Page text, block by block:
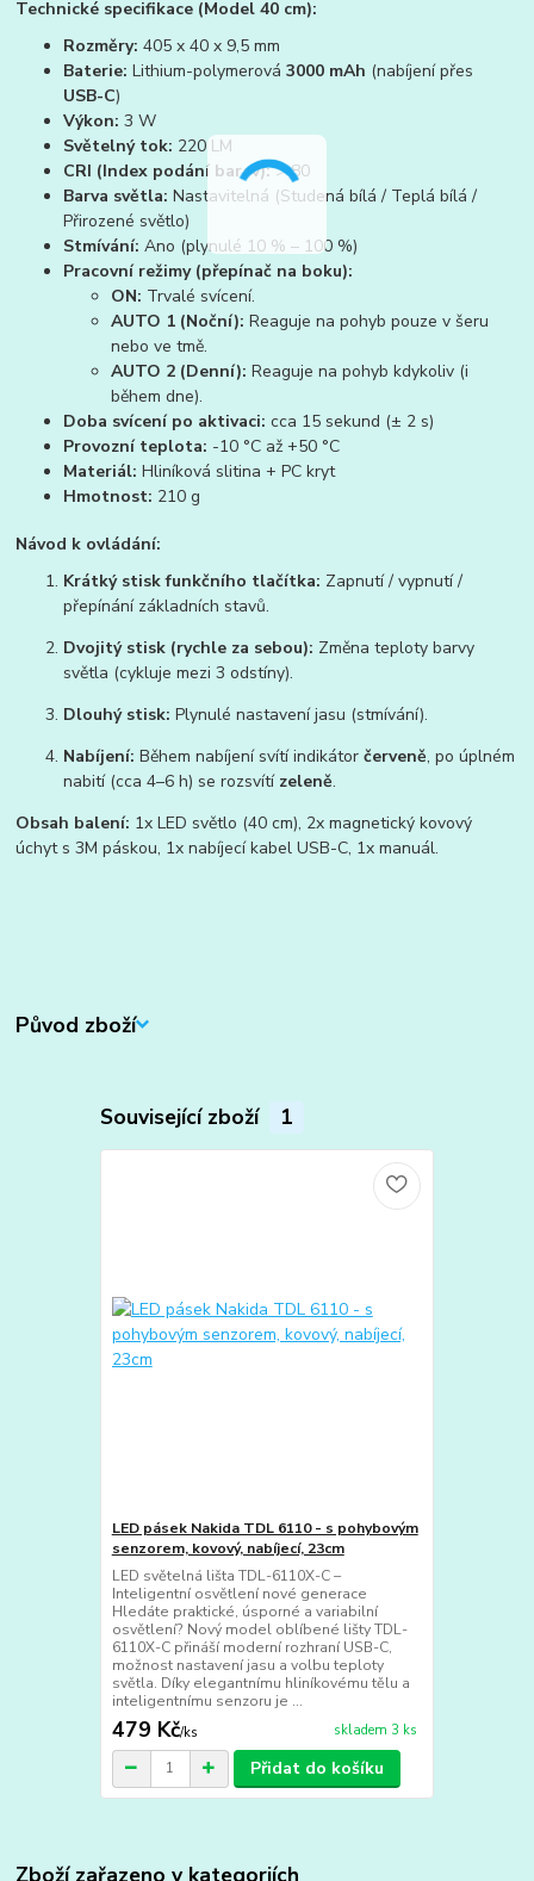
Technické specifikace (Model 40 cm):
Rozměry: 405 x 40 x 9,5 mm
Baterie: Lithium-polymerová3000 mAh (nabíjení přes
USB-C)
Výkon: 3 W
Světelný tok: 220 LM
CRI (Index podání barev):> 80
Barva světla: Nastavitelná (Studená bílá / Teplá bílá /
Přirozené světlo)
Stmívání: Ano (plynulé 10 % – 100 %)
Pracovní režimy (přepínač na boku):
ON: Trvalé svícení.
AUTO 1 (Noční): Reaguje na pohyb pouze v šeru
nebo ve tmě.
AUTO 2 (Denní): Reaguje na pohyb kdykoliv (i
během dne).
Doba svícení po aktivaci: cca 15 sekund (± 2 s)
Provozní teplota: -10 °C až +50 °C
Materiál: Hliníková slitina + PC kryt
Hmotnost: 210 g
Návod k ovládání:
Krátký stisk funkčního tlačítka: Zapnutí / vypnutí /
přepínání základních stavů.
Dvojitý stisk (rychle za sebou): Změna teploty barvy
světla (cykluje mezi 3 odstíny).
Dlouhý stisk: Plynulé nastavení jasu (stmívání).
Nabíjení: Během nabíjení svítí indikátorčerveně, po úplném
nabití (cca 4–6 h) se rozsvítí zeleně.
Obsah balení: 1x LED světlo (40 cm), 2x magnetický kovový
úchyt s 3M páskou, 1x nabíjecí kabel USB-C, 1x manuál.
Původ zboží
Související zboží 1
LED pásek Nakida TDL 6110 - s pohybovým
senzorem, kovový, nabíjecí, 23cm
LED světelná lišta TDL-6110X-C –
Inteligentní osvětlení nové generace
Hledáte praktické, úsporné a variabilní
osvětlení? Nový model oblíbené lišty TDL-
6110X-C přináší moderní rozhraní USB-C,
možnost nastavení jasu a volbu teploty
světla. Díky elegantnímu hliníkovému tělu a
inteligentnímu senzoru je ...
479 Kč/ks skladem 3 ks
Přidat do košíku
Zboží zařazeno v kategoriích